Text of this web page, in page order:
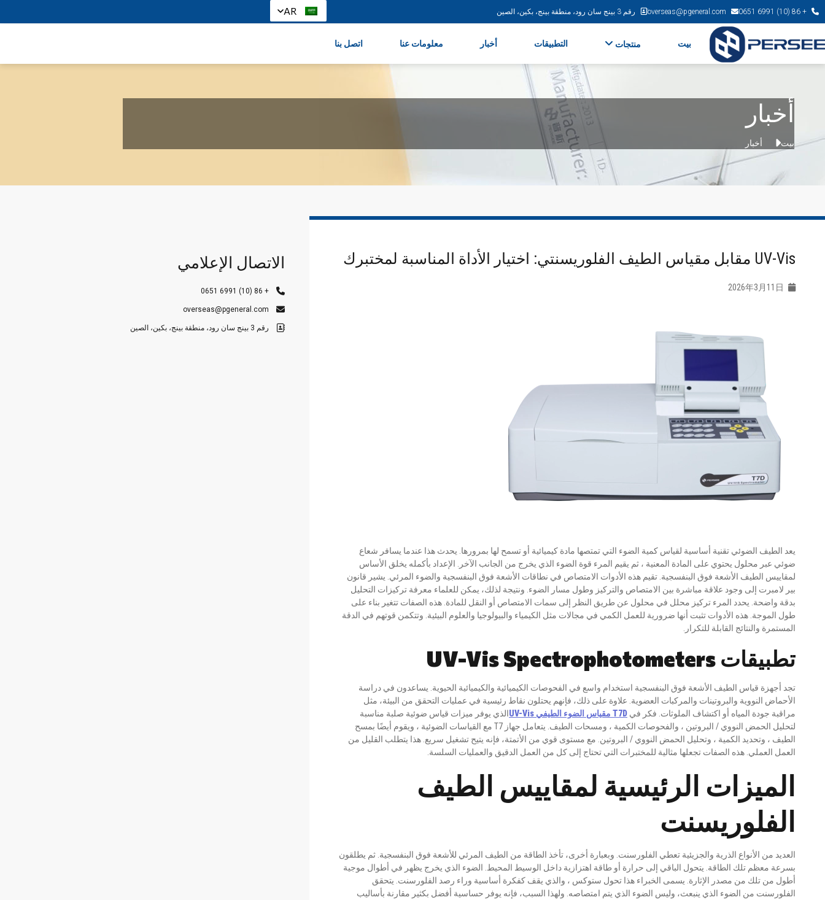
+ 86 (10) 6991 0651
overseas@pgeneral.com رقم 3 بينج سان رود، منطقة بينج، بكين، الصين AR
بيت منتجات التطبيقات أخبار معلومات عنا اتصل بنا
أخبار
بيت أخبار
UV-Vis مقابل مقياس الطيف الفلوريسنتي: اختيار الأداة المناسبة لمختبرك
2026年3月11日
يعد الطيف الضوئي تقنية أساسية لقياس كمية الضوء التي تمتصها مادة كيميائية أو تسمح لها بمرورها. يحدث هذا عندما يسافر شعاع
ضوئي عبر محلول يحتوي على المادة المعنية ، ثم يقيم المرء قوة الضوء الذي يخرج من الجانب الآخر. الإعداد بأكمله يخلق الأساس
لمقاييس الطيف الأشعة فوق البنفسجية. تقيم هذه الأدوات الامتصاص في نطاقات الأشعة فوق البنفسجية والضوء المرئي. يشير قانون
بير لامبرت إلى وجود علاقة مباشرة بين الامتصاص والتركيز وطول مسار الضوء. ونتيجة لذلك، يمكن للعلماء معرفة تركيزات التحليل
بدقة واضحة. يحدد المرء تركيز محلل في محلول عن طريق النظر إلى سمات الامتصاص أو النقل للمادة. هذه الصفات تتغير بناء على
طول الموجة. هذه الأدوات تثبت أنها ضرورية للعمل الكمي في مجالات مثل الكيمياء والبيولوجيا والعلوم البيئية. وتتكمن قوتهم في الدقة
المستمرة والنتائج القابلة للتكرار.
تطبيقات UV-Vis Spectrophotometers
تجد أجهزة قياس الطيف الأشعة فوق البنفسجية استخدام واسع في الفحوصات الكيميائية والكيميائية الحيوية. يساعدون في دراسة
الأحماض النووية والبروتينات والمركبات العضوية. علاوة على ذلك، فإنهم يحتلون نقاط رئيسية في عمليات التحقق من البيئة، مثل
مراقبة جودة المياه أو اكتشاف الملوثات. فكر في
T7D مقياس الضوء الطيفي UV-Vis
الذي يوفر ميزات قياس ضوئية صلبة مناسبة
لتحليل الحمض النووي / البروتين ، والفحوصات الكمية ، ومسحات الطيف. يتعامل جهاز T7 مع القياسات الضوئية ، ويقوم أيضًا بمسح
الطيف ، وتحديد الكمية ، وتحليل الحمض النووي / البروتين. مع مستوى قوي من الأتمتة، فإنه يتيح تشغيل سريع. هذا يتطلب القليل من
العمل العملي. هذه الصفات تجعلها مثالية للمختبرات التي تحتاج إلى كل من العمل الدقيق والعمليات السلسة.
الميزات الرئيسية لمقاييس الطيف
الفلوريسنت
العديد من الأنواع الذرية والجزيئية تعطي الفلورسنت. وبعبارة أخرى، تأخذ الطاقة من الطيف المرئي للأشعة فوق البنفسجية. ثم يطلقون
بسرعة معظم تلك الطاقة. يتحول الباقي إلى حرارة أو طاقة اهتزازية داخل الوسيط المحيط. الضوء الذي يخرج يظهر في أطوال موجية
أطول من تلك من مصدر الإثارة. يسمى الخبراء هذا تحول ستوكس ، والذي يقف كفكرة أساسية وراء رصد الفلورسنت. يتحقق
الفلورسنت من الضوء الذي ينبعث، وليس الضوء الذي يتم امتصاصه. ولهذا السبب، فإنه يوفر حساسية أفضل بكثير مقارنة بأساليب
الاتصال الإعلامي
+ 86 (10) 6991 0651
overseas@pgeneral.com
رقم 3 بينج سان رود، منطقة بينج، بكين، الصين